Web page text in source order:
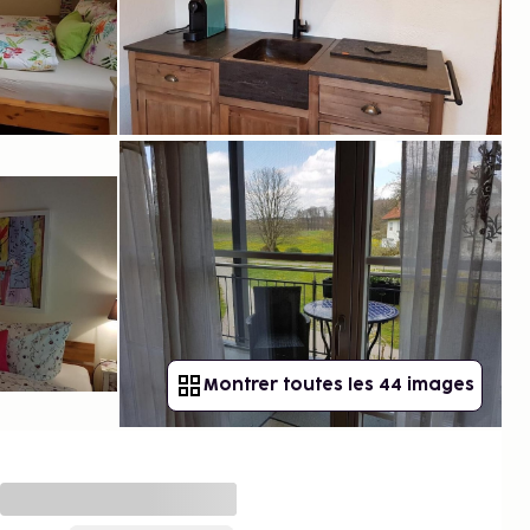
Montrer toutes les 44 images